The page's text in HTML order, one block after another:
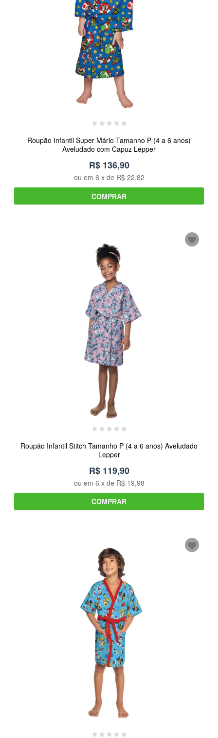
Roupão Infantil Super Mário Tamanho P (4 a 6 anos)
Aveludado com Capuz Lepper
R$ 136,90
ou em 6 x de R$ 22,82
COMPRAR
Roupão Infantil Stitch Tamanho P (4 a 6 anos) Aveludado
Lepper
R$ 119,90
ou em 6 x de R$ 19,98
COMPRAR